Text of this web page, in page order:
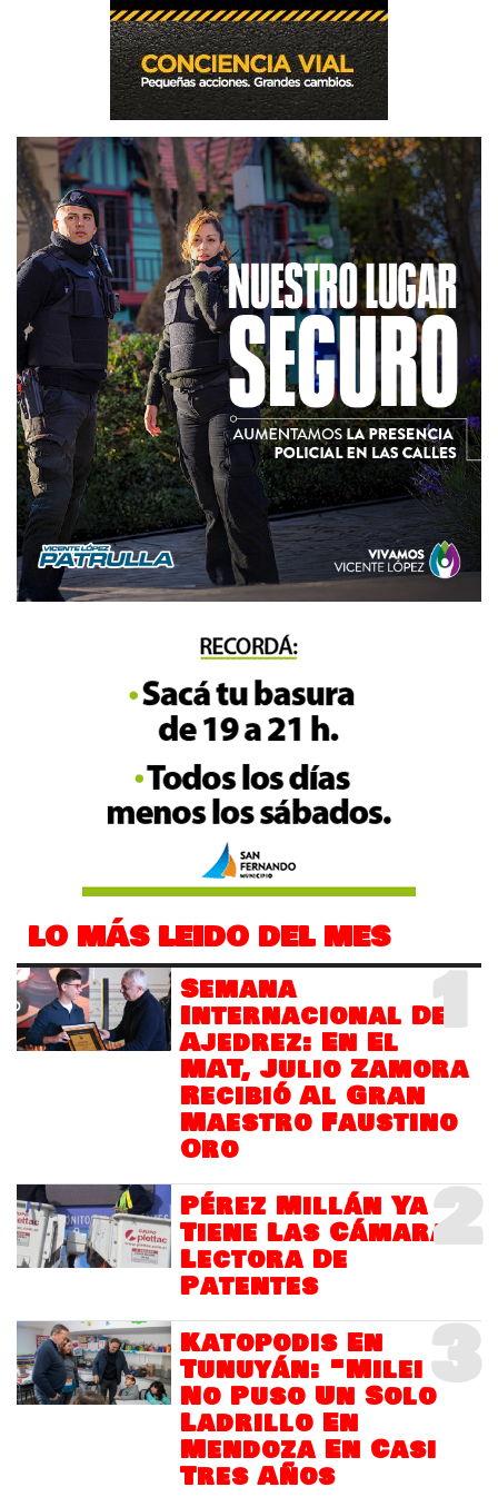
LO MÁS LEIDO DEL MES
1
Semana
Internacional Del
Ajedrez: En El
MAT, Julio Zamora
Recibió Al Gran
Maestro Faustino
Oro
2
Pérez Millán Ya
Tiene Las Cámaras
Lectora De
Patentes
3
Katopodis En
Tunuyán: "Milei
No Puso Un Solo
Ladrillo En
Mendoza En Casi
Tres Años